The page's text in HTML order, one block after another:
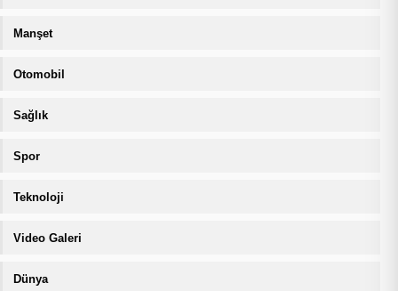
Manşet
Otomobil
Sağlık
Spor
Teknoloji
Video Galeri
Dünya